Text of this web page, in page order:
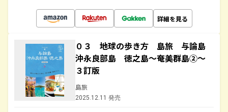
詳細を見る
０３ 地球の歩き方 島旅 与論島
沖永良部島 徳之島～奄美群島②～
３訂版
島旅
2025.12.11 発売